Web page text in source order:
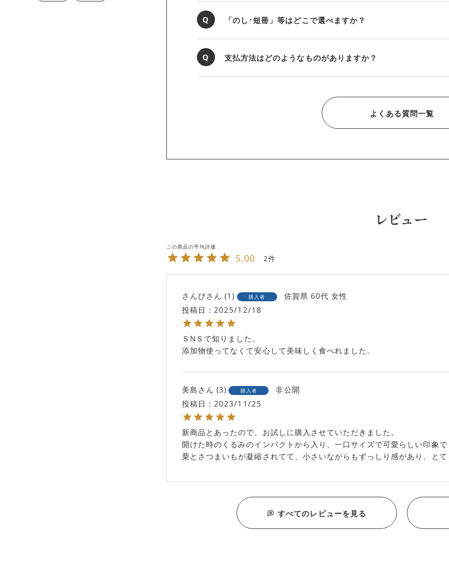
「のし･短冊」等はどこで選べますか？
支払方法はどのようなものがありますか？
よくある質問一覧
レビュー
5.00 2
さんび 1 購入者 佐賀県 60代 女性
投稿日
2025/12/18
ＳNＳで知りました。
添加物使ってなくて安心して美味しく食べれました。
美島 3 購入者
非公開
投稿日
2023/11/25
新商品とあったので、お試しに購入させていただきました。
開けた時のくるみのインパクトから入り、一口サイズで可愛らしい印象
栗とさつまいもが凝縮されてて、小さいながらもずっしり感があり、と
すべてのレビューを見る